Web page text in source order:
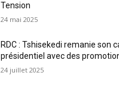
Tension
24 mai 2025
RDC : Tshisekedi remanie son
présidentiel avec des
24 juillet 2025